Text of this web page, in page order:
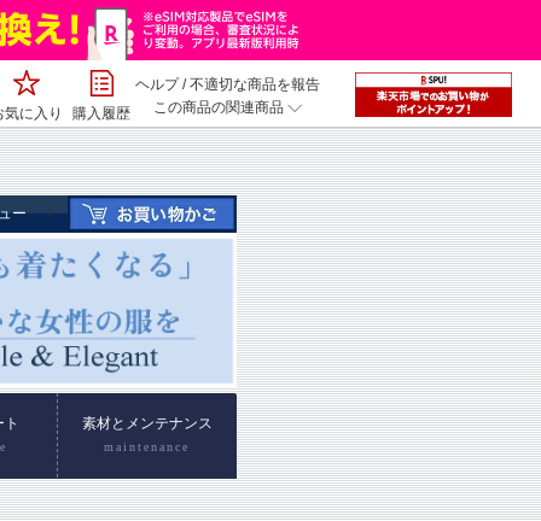
気に入り 購入履歴
ヘルプ/不適切な商品を報告
この商品の関連商品